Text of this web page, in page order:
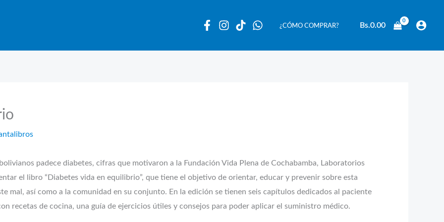
¿CÓMO COMPRAR? Bs.0.00
padece diabetes, cifras que motivaron a la Fundación Vida Plena de Cochabamba, Laboratorios
el libro “Diabetes vida en equilibrio”, que tiene el objetivo de orientar, educar y prevenir sobre esta
mal, así como a la comunidad en su conjunto. En la edición se tienen seis capítulos dedicados al paciente
recetas de cocina, una guía de ejercicios útiles y consejos para poder aplicar el suministro médico.